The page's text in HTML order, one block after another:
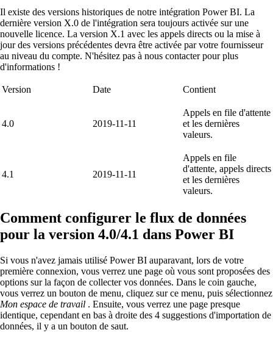
Il existe des versions historiques de notre intégration Power BI. La
dernière version X.0 de l'intégration sera toujours activée sur une
nouvelle licence. La version X.1 avec les appels directs ou la mise à
jour des versions précédentes devra être activée par votre fournisseur
au niveau du compte. N'hésitez pas à nous contacter pour plus
d'informations !
Version Date Contient
4.0 2019-11-11
Appels en file d'attente
et les dernières
valeurs.
4.1 2019-11-11
Appels en file
d'attente, appels directs
et les dernières
valeurs.
Comment configurer le flux de données
pour la version 4.0/4.1 dans Power BI
Si vous n'avez jamais utilisé Power BI auparavant, lors de votre
première connexion, vous verrez une page où vous sont proposées des
options sur la façon de collecter vos données. Dans le coin gauche,
vous verrez un bouton de menu, cliquez sur ce menu, puis sélectionnez
Mon espace de travail . Ensuite, vous verrez une page presque
identique, cependant en bas à droite des 4 suggestions d'importation de
données, il y a un bouton de saut.